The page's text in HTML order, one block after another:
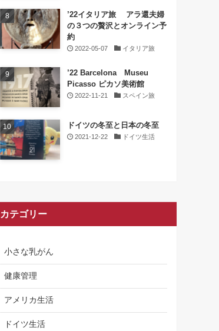
’22イタリア旅 アラ還夫婦
の３つの贅沢とオンライン予
約
2022-05-07 イタリア旅
’22 Barcelona Museu
Picasso ピカソ美術館
2022-11-21 スペイン旅
ドイツの冬至と日本の冬至
2021-12-22 ドイツ生活
カテゴリー
小さな乳がん
健康管理
アメリカ生活
ドイツ生活